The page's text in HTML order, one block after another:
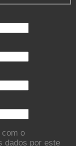
o
dados por este